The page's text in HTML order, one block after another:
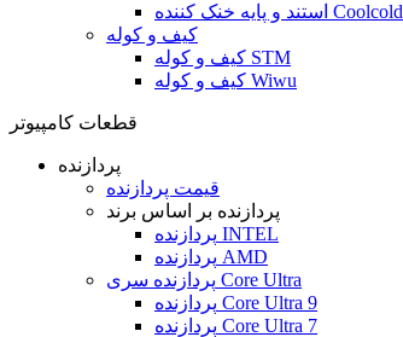
استند و پایه خنک کننده Coolcold
کیف و کوله
کیف و کوله STM
کیف و کوله Wiwu
قطعات کامپیوتر
پردازنده
قیمت پردازنده
پردازنده بر اساس برند
پردازنده INTEL
پردازنده AMD
پردازنده سری Core Ultra
پردازنده Core Ultra 9
پردازنده Core Ultra 7